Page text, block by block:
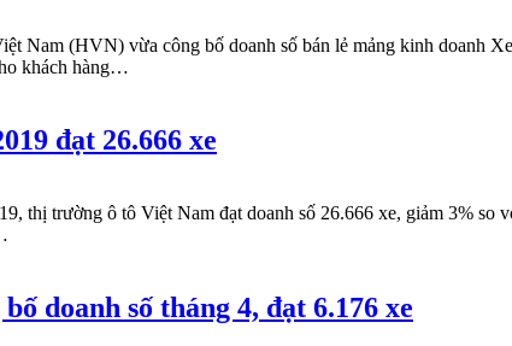
(HVN) vừa công bố doanh số bán lẻ mảng kinh doanh
khách hàng…
đạt 26.666 xe
trường ô tô Việt Nam đạt doanh số 26.666 xe, giảm 3% so
doanh số tháng 4, đạt 6.176 xe